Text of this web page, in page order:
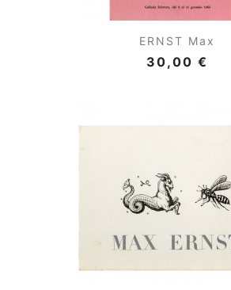
ERNST Max
30,00 €